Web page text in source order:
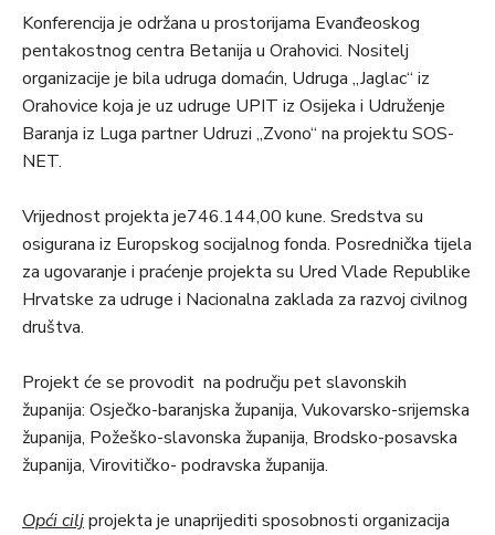
Konferencija je održana u prostorijama Evanđeoskog
pentakostnog centra Betanija u Orahovici. Nositelj
organizacije je bila udruga domaćin, Udruga „Jaglac“ iz
Orahovice koja je uz udruge UPIT iz Osijeka i Udruženje
Baranja iz Luga partner Udruzi „Zvono“ na projektu SOS-
NET.
Vrijednost projekta je746.144,00 kune. Sredstva su
osigurana iz Europskog socijalnog fonda. Posrednička tijela
za ugovaranje i praćenje projekta su Ured Vlade Republike
Hrvatske za udruge i Nacionalna zaklada za razvoj civilnog
društva.
Projekt će se provodit na području pet slavonskih
županija: Osječko-baranjska županija, Vukovarsko-srijemska
županija, Požeško-slavonska županija, Brodsko-posavska
županija, Virovitičko- podravska županija.
Opći ciljprojekta je unaprijediti sposobnosti organizacija